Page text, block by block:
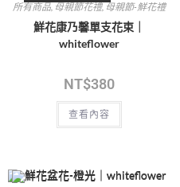
所有商品, 母親節花禮, 母親節-鮮花禮
鮮花康乃馨單支花束｜
whiteflower
NT$380
查看內容